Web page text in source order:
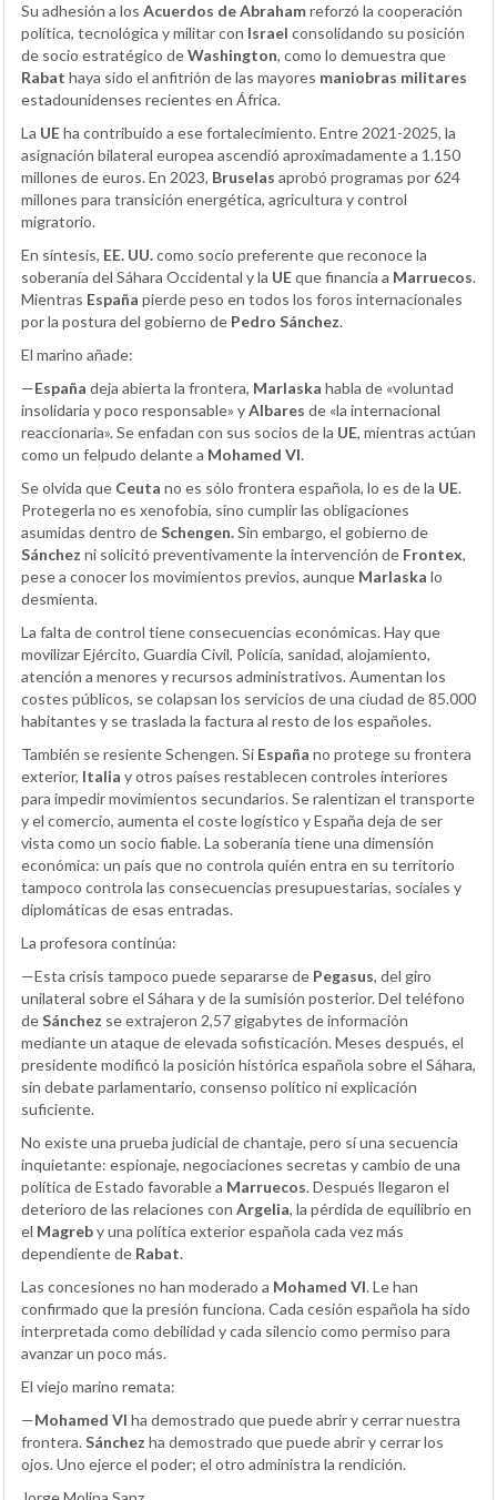
Su adhesión a los Acuerdos de Abrahamreforzó la cooperación
política, tecnológica y militar con Israel consolidando su posición
de socio estratégico deWashington, como lo demuestra que
Rabat haya sido el anfitrión de las mayores maniobras militares
estadounidenses recientes en África.
La UEha contribuido a ese fortalecimiento. Entre 2021-2025, la
asignación bilateral europea ascendió aproximadamente a 1.150
millones de euros. En 2023, Bruselas aprobó programas por 624
millones para transición energética, agricultura y control
migratorio.
En síntesis, EE. UU.como socio preferente que reconoce la
soberanía del Sáhara Occidental y la UEque financia a Marruecos.
Mientras España pierde peso en todos los foros internacionales
por la postura del gobierno de Pedro Sánchez.
El marino añade:
—España deja abierta la frontera, Marlaska habla de «voluntad
insolidaria y poco responsable» yAlbares de «la internacional
reaccionaria». Se enfadan con sus socios de la UE, mientras actúan
como un felpudo delante a Mohamed VI.
Se olvida que Ceuta no es sólo frontera española, lo es de la UE.
Protegerla no es xenofobia, sino cumplir las obligaciones
asumidas dentro deSchengen.Sin embargo, el gobierno de
Sánchez ni solicitó preventivamente la intervención de Frontex,
pese a conocer los movimientos previos, aunque Marlaska lo
desmienta.
La falta de control tiene consecuencias económicas. Hay que
movilizar Ejército, Guardia Civil, Policía, sanidad, alojamiento,
atención a menores y recursos administrativos. Aumentan los
costes públicos, se colapsan los servicios de una ciudad de 85.000
habitantes y se traslada la factura al resto de los españoles.
También se resiente Schengen. Si España no protege su frontera
exterior, Italia y otros países restablecen controles interiores
para impedir movimientos secundarios. Se ralentizan el transporte
y el comercio, aumenta el coste logístico y España deja de ser
vista como un socio fiable. La soberanía tiene una dimensión
económica: un país que no controla quién entra en su territorio
tampoco controla las consecuencias presupuestarias, sociales y
diplomáticas de esas entradas.
La profesora continúa:
—Esta crisis tampoco puede separarse de Pegasus, del giro
unilateral sobre el Sáhara y de la sumisión posterior. Del teléfono
deSánchez se extrajeron 2,57 gigabytes de información
mediante un ataque de elevada sofisticación. Meses después, el
presidente modificó la posición histórica española sobre el Sáhara,
sin debate parlamentario, consenso político ni explicación
suficiente.
No existe una prueba judicial de chantaje, pero sí una secuencia
inquietante: espionaje, negociaciones secretas y cambio de una
política de Estado favorable a Marruecos. Después llegaron el
deterioro de las relaciones con Argelia, la pérdida de equilibrio en
el Magreby una política exterior española cada vez más
dependiente de Rabat.
Las concesiones no han moderado a Mohamed VI. Le han
confirmado que la presión funciona. Cada cesión española ha sido
interpretada como debilidad y cada silencio como permiso para
avanzar un poco más.
El viejo marino remata:
—Mohamed VI ha demostrado que puede abrir y cerrar nuestra
frontera.Sánchez ha demostrado que puede abrir y cerrar los
ojos. Uno ejerce el poder; el otro administra la rendición.